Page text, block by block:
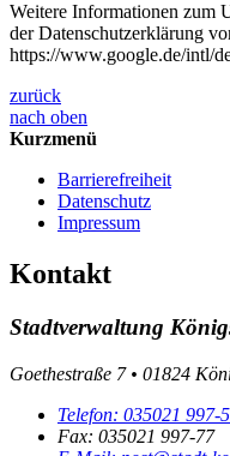
Weitere Informationen zum
der Datenschutzerklärung
https://www.google.de/intl/
zurück
nach oben
Kurzmenü
Barrierefreiheit
Datenschutz
Impressum
Kontakt
Stadtverwaltung
Goethestraße 7 • 01824
Telefon: 035021 997-
Fax: 035021 997-77